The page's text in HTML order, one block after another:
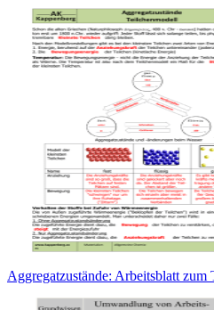
Aggregatzustände: Arbeitsblatt zum